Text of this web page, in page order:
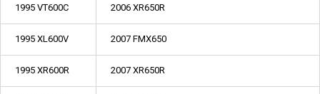
1995 VT600C 2006 XR650R
1995 XL600V 2007 FMX650
1995 XR600R 2007 XR650R